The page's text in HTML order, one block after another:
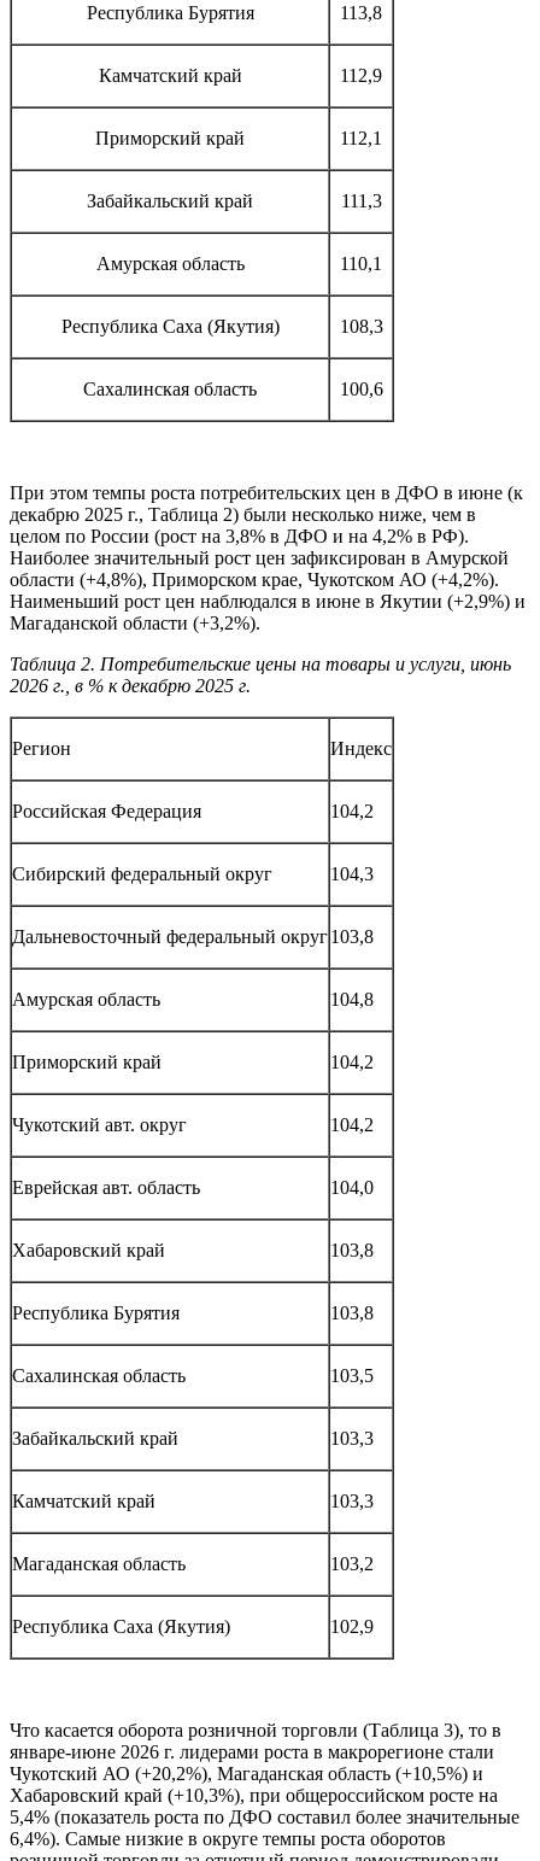
Республика Бурятия 113,8
Камчатский край 112,9
Приморский край 112,1
Забайкальский край 111,3
Амурская область 110,1
Республика Саха (Якутия) 108,3
Сахалинская область 100,6
При этом темпы роста потребительских цен в ДФО в июне (к
декабрю 2025 г., Таблица 2) были несколько ниже, чем в
целом по России (рост на 3,8% в ДФО и на 4,2% в РФ).
Наиболее значительный рост цен зафиксирован в Амурской
области (+4,8%), Приморском крае, Чукотском АО (+4,2%).
Наименьший рост цен наблюдался в июне в Якутии (+2,9%) и
Магаданской области (+3,2%).
Таблица 2. Потребительские цены на товары и услуги, июнь
2026 г., в % к декабрю 2025 г.
Регион Индекс
Российская Федерация 104,2
Сибирский федеральный округ 104,3
Дальневосточный федеральный округ103,8
Амурская область 104,8
Приморский край 104,2
Чукотский авт. округ 104,2
Еврейская авт. область 104,0
Хабаровский край 103,8
Республика Бурятия 103,8
Сахалинская область 103,5
Забайкальский край 103,3
Камчатский край 103,3
Магаданская область 103,2
Республика Саха (Якутия) 102,9
Что касается оборота розничной торговли (Таблица 3), то в
январе-июне 2026 г. лидерами роста в макрорегионе стали
Чукотский АО (+20,2%), Магаданская область (+10,5%) и
Хабаровский край (+10,3%), при общероссийском росте на
5,4% (показатель роста по ДФО составил более значительные
6,4%). Самые низкие в округе темпы роста оборотов